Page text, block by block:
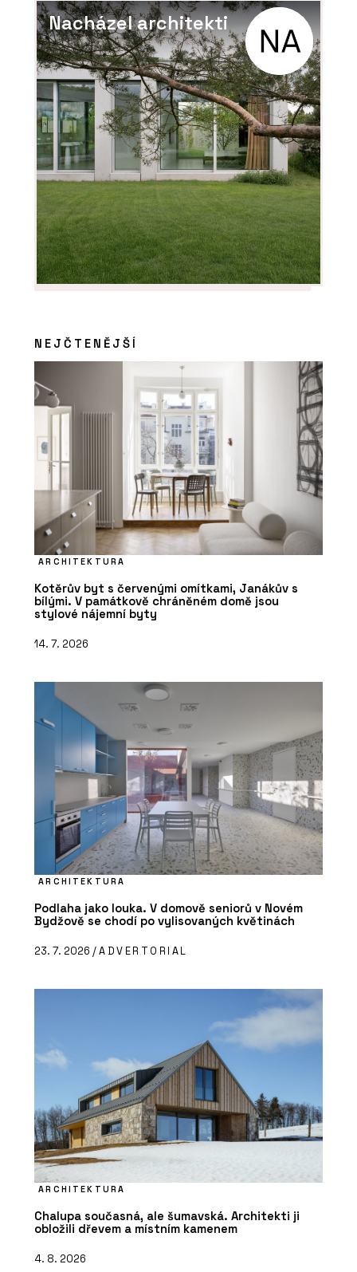
Nacházel architekti
NEJČTENĚJŠÍ
ARCHITEKTURA
Kotěrův byt s červenými omítkami, Janákův s
bílými. V památkově chráněném domě jsou
stylové nájemní byty
14. 7. 2026
ARCHITEKTURA
Podlaha jako louka. V domově seniorů v Novém
Bydžově se chodí po vylisovaných květinách
23. 7. 2026 /ADVERTORIAL
ARCHITEKTURA
Chalupa současná, ale šumavská. Architekti ji
obložili dřevem a místním kamenem
4. 8. 2026